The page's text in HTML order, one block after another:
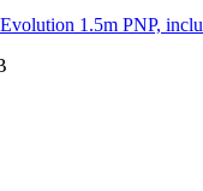
1.5m PNP,